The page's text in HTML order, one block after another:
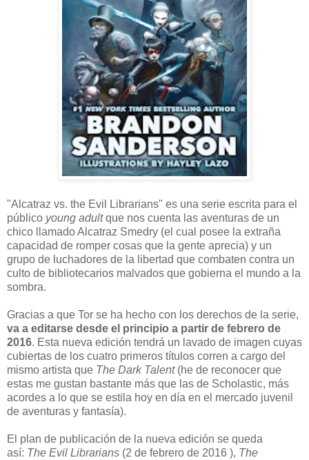
"Alcatraz vs. the Evil Librarians" es una serie escrita para el
público young adultque nos cuenta las aventuras de un
chico llamado Alcatraz Smedry (el cual posee la extraña
capacidad de romper cosas que la gente aprecia) y un
grupo de luchadores de la libertad que combaten contra un
culto de bibliotecarios malvados que gobierna el mundo a la
sombra.
Gracias a que Tor se ha hecho con los derechos de la serie,
va a editarse desde el principio a partir de febrero de
2016. Esta nueva edición tendrá un lavado de imagen cuyas
cubiertas de los cuatro primeros títulos corren a cargo del
mismo artista que The Dark Talent(he de reconocer que
estas me gustan bastante más que las de Scholastic, más
acordes a lo que se estila hoy en día en el mercado juvenil
de aventuras y fantasía).
El plan de publicación de la nueva edición se queda
así: The Evil Librarians (2 de febrero de 2016 ), The